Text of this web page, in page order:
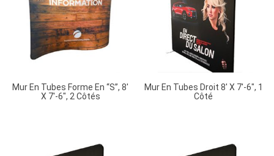
Mur En Tubes Forme En “S”, 8′
X 7′-6″, 2 Côtés
Mur En Tubes Droit 8′ X 7′-6″, 1
Côté